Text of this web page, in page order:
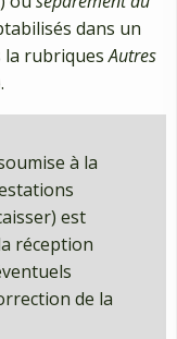
dans un
la rubriquesAutres
à la
est
réception
de la